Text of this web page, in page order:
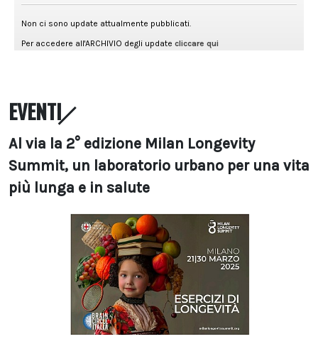
EVENTI
Al via la 2° edizione Milan Longevity
Summit, un laboratorio urbano per una vita
più lunga e in salute